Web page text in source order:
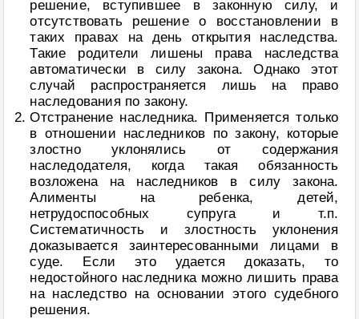
решение, вступившее в законную силу, и
отсутствовать решение о восстановлении в
таких правах на день открытия наследства.
Такие родители лишены права наследства
автоматически в силу закона. Однако этот
случай распространяется лишь на право
наследования по закону.
Отстранение наследника. Применяется только
в отношении наследников по закону, которые
злостно уклонялись от содержания
наследодателя, когда такая обязанность
возложена на наследников в силу закона.
Алименты на ребенка, детей,
нетрудоспособных супруга и т.п.
Систематичность и злостность уклонения
доказывается заинтересованными лицами в
суде. Если это удается доказать, то
недостойного наследника можно лишить права
на наследство на основании этого судебного
решения.